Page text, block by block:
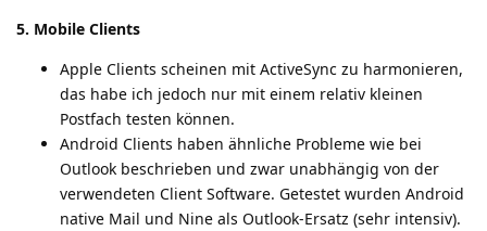
5. Mobile Clients
Apple Clients scheinen mit ActiveSync zu harmonieren,
das habe ich jedoch nur mit einem relativ kleinen
Postfach testen können.
Android Clients haben ähnliche Probleme wie bei
Outlook beschrieben und zwar unabhängig von der
verwendeten Client Software. Getestet wurden Android
native Mail und Nine als Outlook-Ersatz (sehr intensiv).